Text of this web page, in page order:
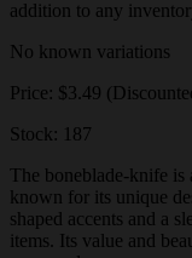
addition to any
No known variations
Price: $3.49
Stock: 187
The boneblade-knife
known for its unique
shaped accents and a
items. Its value and